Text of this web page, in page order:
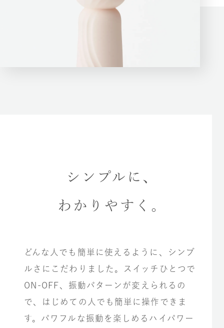
シンプルに、
わかりやすく。
どんな人でも簡単に使えるように、シンプ
ルさにこだわりました。スイッチひとつで
ON-OFF、振動パターンが変えられるの
で、はじめての人でも簡単に操作できま
す。パワフルな振動を楽しめるハイパワー